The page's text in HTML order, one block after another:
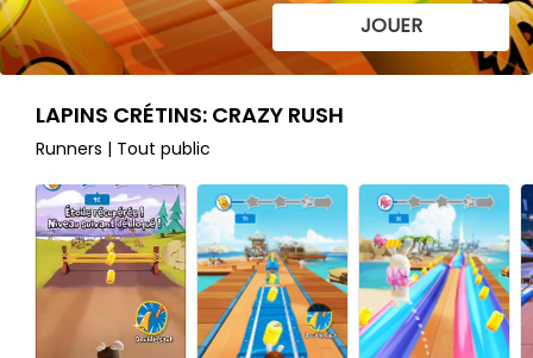
JOUER
LAPINS CRÉTINS: CRAZY RUSH
Runners | Tout public